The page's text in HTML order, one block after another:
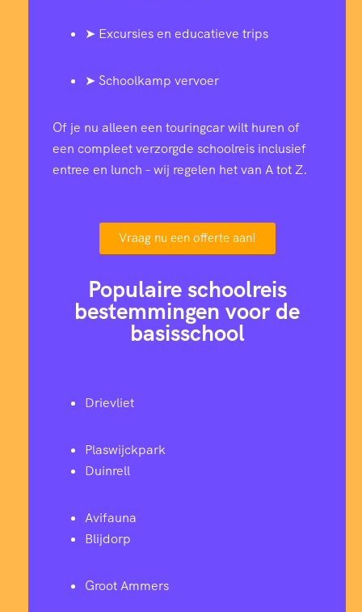
➤ Excursies en educatieve trips
➤ Schoolkamp vervoer
Of je nu alleen een touringcar wilt huren of
een compleet verzorgde schoolreis inclusief
entree en lunch – wij regelen het van A tot Z.
Vraag nu een offerte aan!
Populaire schoolreis
bestemmingen voor de
basisschool
Drievliet
Plaswijckpark
Duinrell
Avifauna
Blijdorp
Groot Ammers